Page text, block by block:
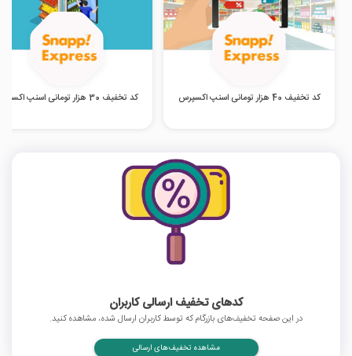
کد تخفیف 40 هزار تومانی اسنپ اکسپرس کد تخفیف 30 هزار تومانی اسنپ اکسپرس
کدهای تخفیف ارسالی کاربران
در این صفحه تخفیف‌های بازرگام که توسط کاربران ارسال شده، مشاهده کنید.
مشاهده تخفیف‌های ارسالی